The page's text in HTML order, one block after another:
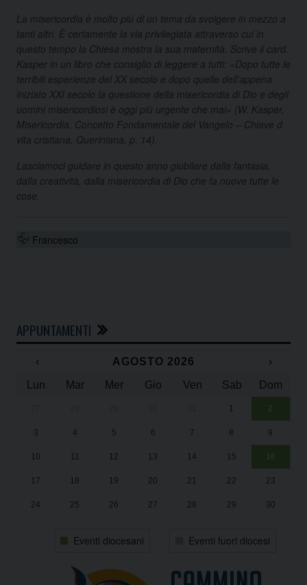
La misericordia è molto più di un tema da svolgere in mezzo a
tanti altri. È certamente la via privilegiata attraverso cui in
questo tempo la Chiesa mostra la sua maternità. Scrive il card.
Kasper in un libro che consiglio di leggere a tutti: «Dopo tutte le
terribili esperienze del XX secolo e dopo quelle dell’appena
iniziato XXI secolo la questione della misericordia di Dio e degli
uomini misericordiosi è oggi più urgente che mai» (W. Kasper,
Misericordia. Concetto Fondamentale del Vangelo – Chiave d
vita cristiana, Queriniana, p. 14).
Lasciamoci guidare in questo anno giubilare dalla fantasia,
dalla creatività, dalla misericordia di Dio che fa nuove tutte le
cose.
Francesco
APPUNTAMENTI
‹ AGOSTO 2026
›
Lun
Mar Mer Gio Ven Sab Dom
1 2
3 4 5 6 7 8 9
10 11 12 13 14 15 16
17 18 19 20 21 22 23
24 25 26 27 28 29 30
Eventi diocesani Eventi fuori diocesi